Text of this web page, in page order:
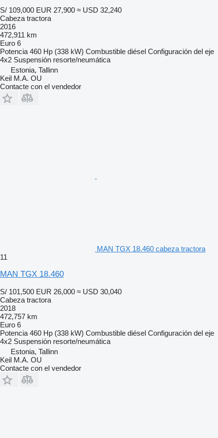
S/ 109,000 EUR 27,900 ≈ USD 32,240
Cabeza tractora
2016
472,911 km
Euro 6
Potencia 460 Hp (338 kW) Combustible diésel Configuración del eje
4x2 Suspensión resorte/neumática
Estonia, Tallinn
Keil M.A. OU
Contacte con el vendedor
MAN TGX 18.460 cabeza tractora
11
MAN TGX 18.460
S/ 101,500 EUR 26,000 ≈ USD 30,040
Cabeza tractora
2018
472,757 km
Euro 6
Potencia 460 Hp (338 kW) Combustible diésel Configuración del eje
4x2 Suspensión resorte/neumática
Estonia, Tallinn
Keil M.A. OU
Contacte con el vendedor